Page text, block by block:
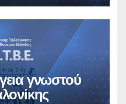
γνωστού